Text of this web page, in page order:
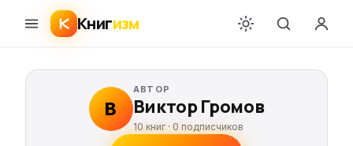
Книгизм
В
АВТОР
Виктор Громов
10 книг · 0 подписчиков